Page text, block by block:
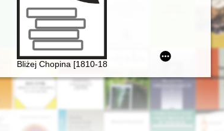
Bliżej Chopina [1810-1849]